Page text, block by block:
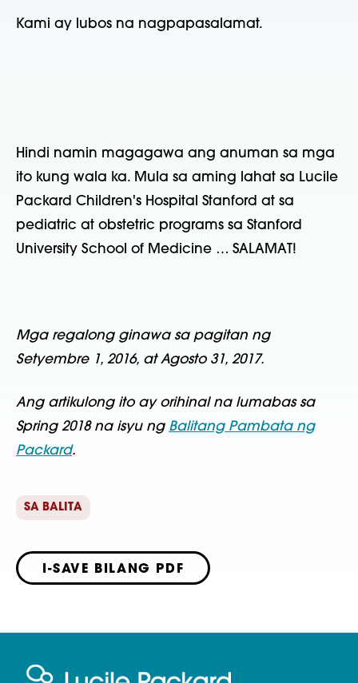
Kami ay lubos na nagpapasalamat.
Hindi namin magagawa ang anuman sa mga
ito kung wala ka. Mula sa aming lahat sa Lucile
Packard Children's Hospital Stanford at sa
pediatric at obstetric programs sa Stanford
University School of Medicine … SALAMAT!
Mga regalong ginawa sa pagitan ng
Setyembre 1, 2016, at Agosto 31, 2017.
Ang artikulong ito ay orihinal na lumabas sa
Spring 2018 na isyu ng Balitang Pambata ng
Packard.
SA BALITA
I-SAVE BILANG PDF